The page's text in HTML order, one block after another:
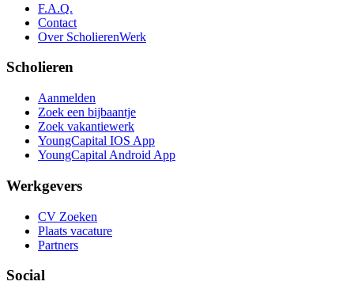
F.A.Q.
Contact
Over ScholierenWerk
Scholieren
Aanmelden
Zoek een bijbaantje
Zoek vakantiewerk
YoungCapital IOS App
YoungCapital Android App
Werkgevers
CV Zoeken
Plaats vacature
Partners
Social